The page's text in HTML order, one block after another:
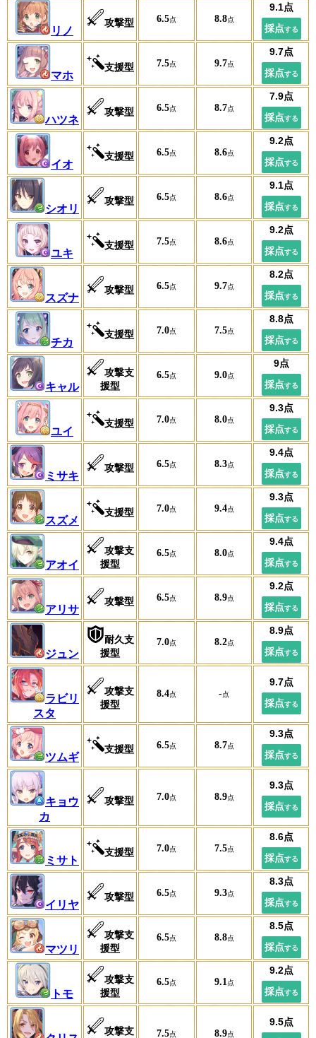
リノ
攻撃型 6.5 8.8
マホ
支援型 7.5 9.7
ハツネ
攻撃型 6.5 8.7
イオ
支援型 6.5 8.6
シオリ
攻撃型 6.5 8.6
ユキ
支援型 7.5 8.6
スズナ
攻撃型 6.5 9.7
チカ
支援型 7.0 7.5
キャル
攻撃支
援型
6.5 9.0
ユイ
支援型 7.0 8.0
ミサキ
攻撃型 6.5 8.3
スズメ
支援型 7.0 9.4
アオイ
攻撃支
援型
6.5 8.0
アリサ
攻撃型 6.5 8.9
ジュン
耐久支
援型
7.0 8.2
ラビリ
スタ
攻撃支
援型
8.4 -
ツムギ
支援型 6.5 8.7
キョウ
カ
攻撃型 7.0 8.9
ミサト
支援型 7.0 7.5
イリヤ
攻撃型 6.5 9.3
マツリ
攻撃支
援型
6.5 8.8
トモ
攻撃支
援型
6.5 9.1
攻撃支 7.5 8.9